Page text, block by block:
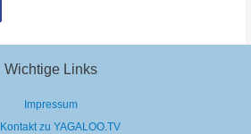
Wichtige Links
Impressum
Kontakt zu YAGALOO.TV